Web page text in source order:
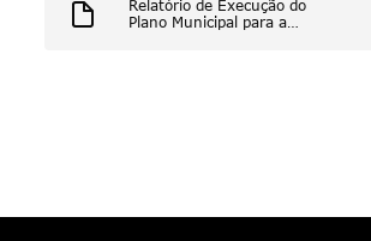
Relatório de Execução do
Plano Municipal para a